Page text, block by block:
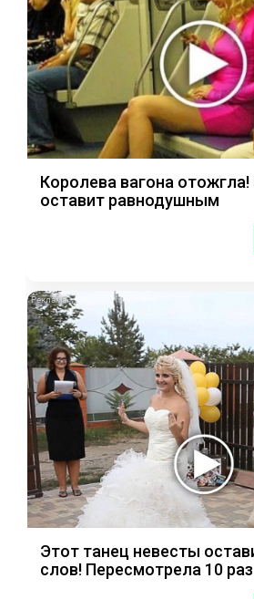
Королева вагона отожгла!
оставит равнодушным
Этот танец невесты
слов! Пересмотрела 10 раз